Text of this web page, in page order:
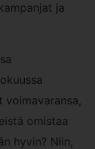
ja
voimavaransa,
omistaa
hyvin? Niin,